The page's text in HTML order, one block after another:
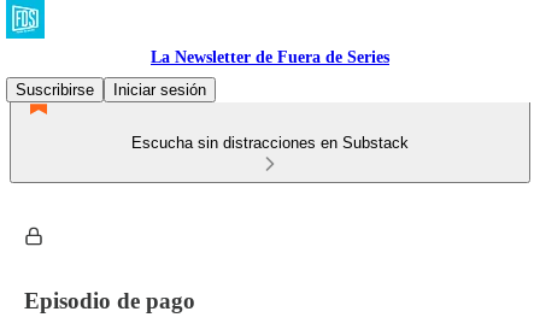
La Newsletter de Fuera de Series
Suscribirse
Iniciar sesión
Escucha sin distracciones en Substack
Episodio de pago